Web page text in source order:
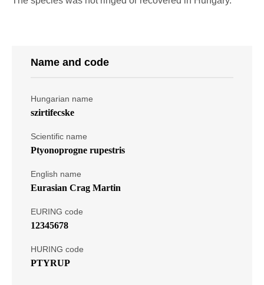
Name and code
Hungarian name
szirtifecske
Scientific name
Ptyonoprogne rupestris
English name
Eurasian Crag Martin
EURING code
12345678
HURING code
PTYRUP